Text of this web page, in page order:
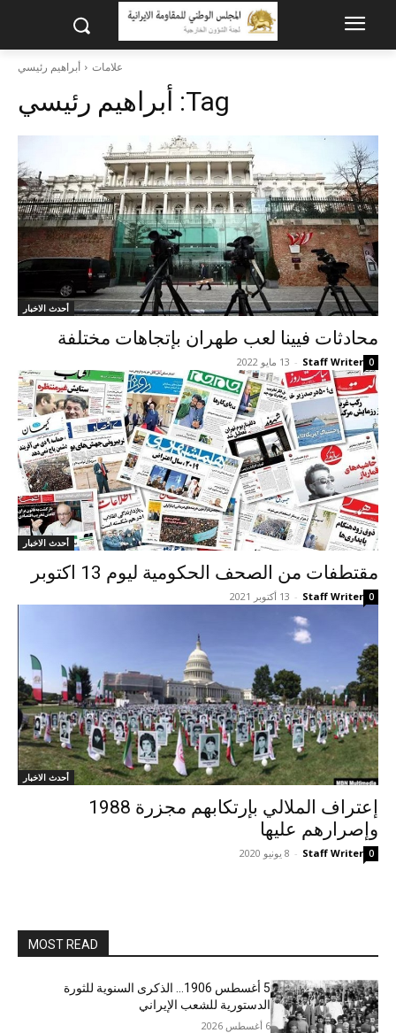
علامات أبراهيم رئيسي
Tag: أبراهيم رئيسي
أحدث الاخبار
محادثات فيينا لعب طهران بإتجاهات مختلفة
Staff Writer
- 13 مايو 2022 0
أحدث الاخبار
مقتطفات من الصحف الحكومية لیوم 13 اکتوبر
Staff Writer
- 13 أكتوبر 2021 0
أحدث الاخبار
إعتراف الملالي بإرتکابهم مجزرة 1988
وإصرارهم عليها
Staff Writer
- 8 يونيو 2020 0
MOST READ
5 أغسطس 1906… الذكرى السنوية للثورة
الدستورية للشعب الإيراني
6 أغسطس 2026